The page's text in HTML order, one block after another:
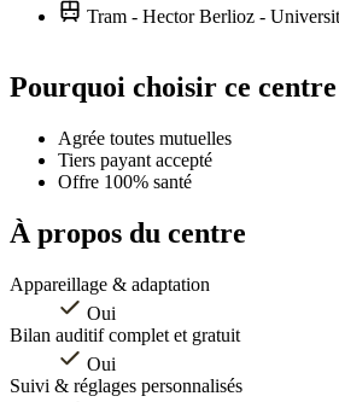
Tram - Hector Berlioz -
+
Pourquoi choisir ce
Agrée toutes mutuelles
Tiers payant accepté
Offre 100% santé
À propos du centre
Appareillage & adaptation
Oui
Bilan auditif complet et gratuit
Oui
Suivi & réglages personnalisés